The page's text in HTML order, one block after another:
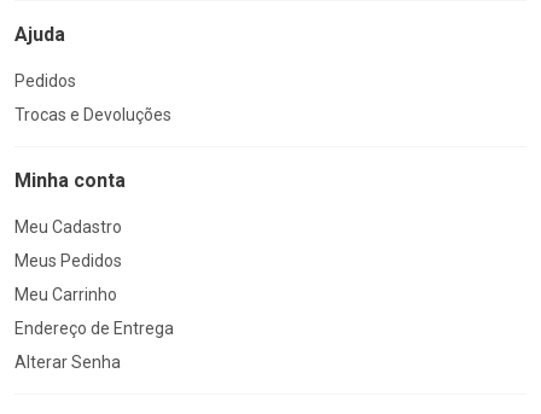
Ajuda
Pedidos
Trocas e Devoluções
Minha conta
Meu Cadastro
Meus Pedidos
Meu Carrinho
Endereço de Entrega
Alterar Senha